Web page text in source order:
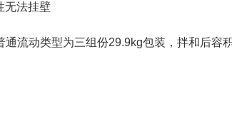
无法挂壁
流动类型为三组份29.9kg包装，拌和后容